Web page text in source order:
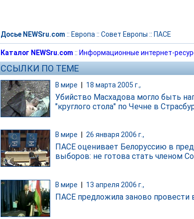
Досье NEWSru.com :: Европа :: Совет Европы :: ПАСЕ
Каталог NEWSru.com :: Информационные интернет-
ССЫЛКИ ПО ТЕМЕ
В мире 18 марта 2005 г.,
Убийство Масхадова могло быть
"круглого стола" по Чечне в
В мире 26 января 2006 г.,
ПАСЕ оценивает Белоруссию в
выборов: не готова стать членом
В мире | 13 апреля 2006 г.,
ПАСЕ предложила заново